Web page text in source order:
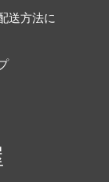
送方法に